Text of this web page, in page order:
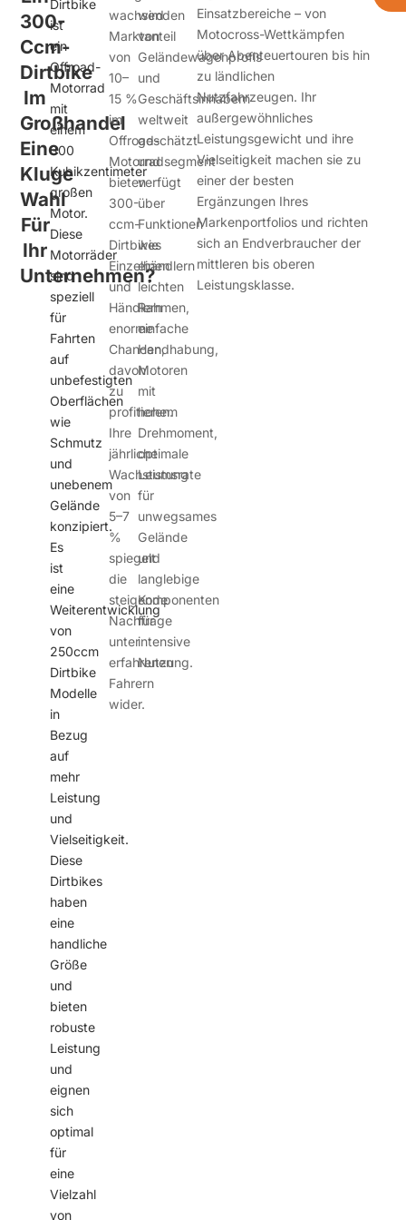
300-
Ccm-
Dirtbike
Im
Großhandel
Eine
Kluge
Wahl
Für
Ihr
Unternehmen?
Dirtbike
ist
ein
Offroad-
Motorrad
mit
einem
300
Kubikzentimeter
großen
Motor.
Diese
Motorräder
sind
speziell
für
Fahrten
auf
unbefestigten
Oberflächen
wie
Schmutz
und
unebenem
Gelände
konzipiert.
Es
ist
eine
Weiterentwicklung
von
250ccm
Dirtbike
Modelle
in
Bezug
auf
mehr
Leistung
und
Vielseitigkeit.
Diese
Dirtbikes
haben
eine
handliche
Größe
und
bieten
robuste
Leistung
und
eignen
sich
optimal
für
eine
Vielzahl
von
wachsenden
Marktanteil
von
10–
15 %
im
Offroad-
Motorradsegment
bieten
300-
ccm-
Dirtbikes
Einzelhändlern
und
Händlern
enorme
Chancen,
davon
zu
profitieren.
Ihre
jährliche
Wachstumsrate
von
5–7
%
spiegelt
die
steigende
Nachfrage
unter
erfahrenen
Fahrern
wider.
wird
von
Geländewagenprofis
und
Geschäftsinhabern
weltweit
geschätzt
und
verfügt
über
Funktionen
wie
einen
leichten
Rahmen,
einfache
Handhabung,
Motoren
mit
hohem
Drehmoment,
optimale
Leistung
für
unwegsames
Gelände
und
langlebige
Komponenten
für
intensive
Nutzung.
Einsatzbereiche – von
Motocross-Wettkämpfen
über Abenteuertouren bis hin
zu ländlichen
Nutzfahrzeugen. Ihr
außergewöhnliches
Leistungsgewicht und ihre
Vielseitigkeit machen sie zu
einer der besten
Ergänzungen Ihres
Markenportfolios und richten
sich an Endverbraucher der
mittleren bis oberen
Leistungsklasse.